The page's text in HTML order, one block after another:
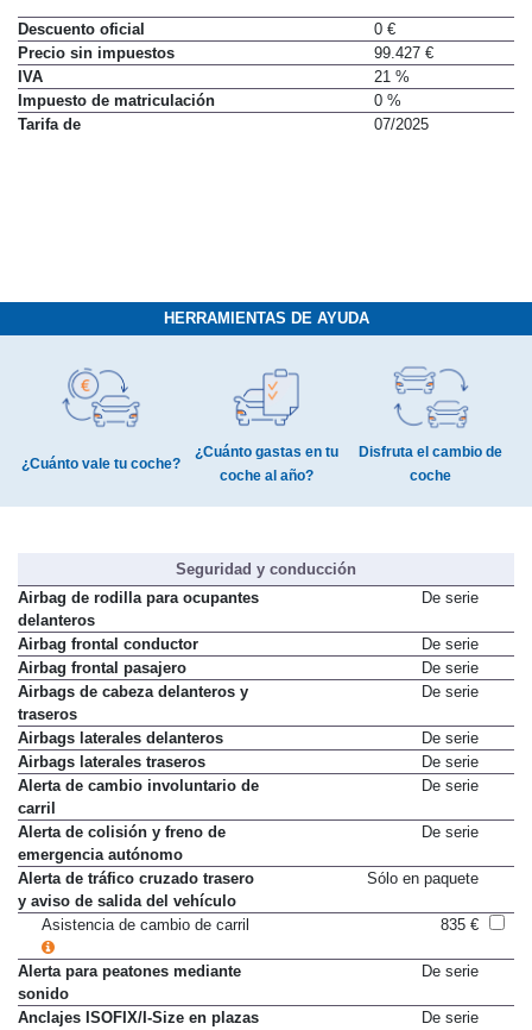
Descuento oficial
0 €
Precio sin impuestos
99.427 €
IVA
21 %
Impuesto de matriculación
0 %
Tarifa de
07/2025
HERRAMIENTAS DE AYUDA
¿Cuánto vale tu coche?
¿Cuánto gastas en tu
coche al año?
Disfruta el cambio de
coche
Seguridad y conducción
Airbag de rodilla para ocupantes
delanteros
De serie
Airbag frontal conductor
De serie
Airbag frontal pasajero
De serie
Airbags de cabeza delanteros y
traseros
De serie
Airbags laterales delanteros
De serie
Airbags laterales traseros
De serie
Alerta de cambio involuntario de
carril
De serie
Alerta de colisión y freno de
emergencia autónomo
De serie
Alerta de tráfico cruzado trasero
y aviso de salida del vehículo
Sólo en paquete
Asistencia de cambio de carril 835 €
Alerta para peatones mediante
sonido
De serie
Anclajes ISOFIX/I-Size en plazas
De serie